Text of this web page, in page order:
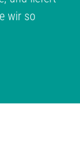
wir so